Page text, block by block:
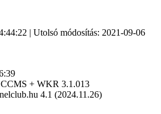
| Utolsó módosítás: 2021-09-06
CCMS + WKR 3.1.013
4.1 (2024.11.26)